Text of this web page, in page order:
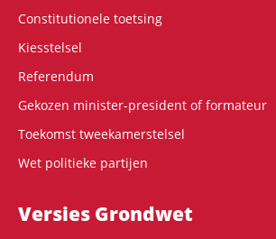
Constitutionele toetsing
Kiesstelsel
Referendum
Gekozen minister-president of formateur
Toekomst tweekamerstelsel
Wet politieke partijen
Versies Grondwet